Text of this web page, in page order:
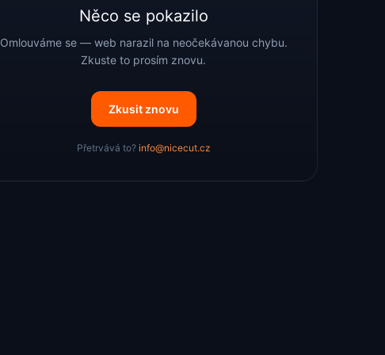
Něco se pokazilo
Omlouváme se — web narazil na neočekávanou chybu.
Zkuste to prosím znovu.
Zkusit znovu
Přetrvává to? info@nicecut.cz